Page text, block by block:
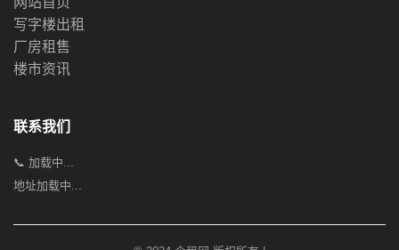
写字楼出租
厂房租售
楼市资讯
联系我们
📞 加载中...
地址加载中...